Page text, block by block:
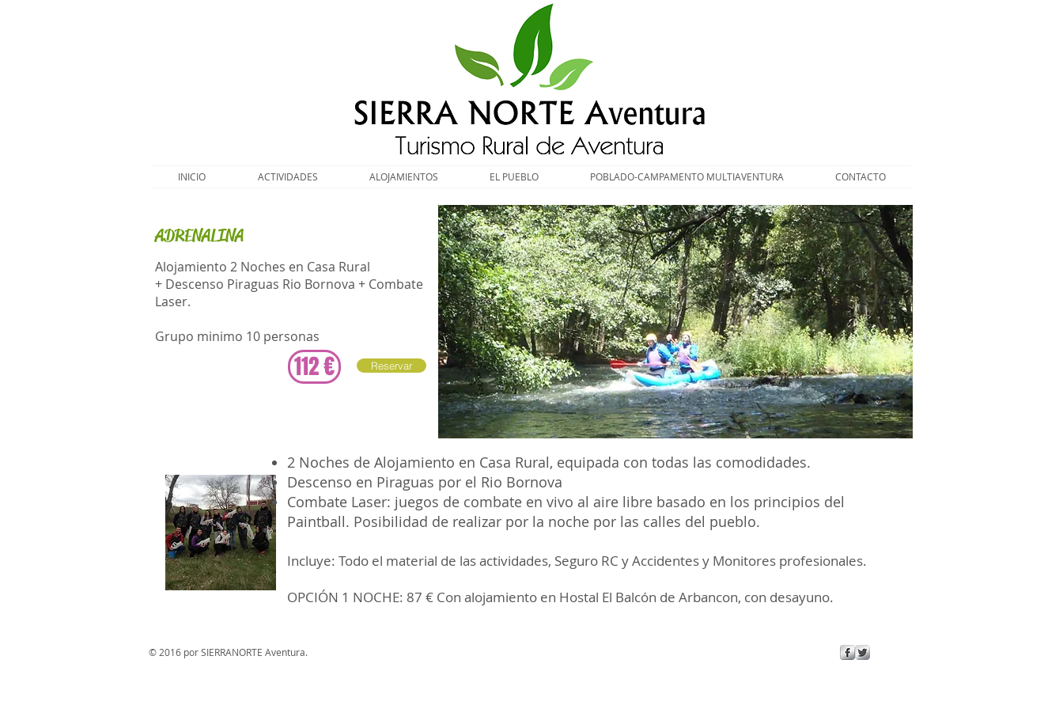
INICIO ACTIVIDADES ALOJAMIENTOS EL PUEBLO POBLADO-CAMPAMENTO MULTIAVENTURA CONTACTO
ADRENALINA
Alojamiento 2 Noches en Casa Rural
+ Descenso Piraguas Rio Bornova + Combate
Laser.
Grupo minimo 10 personas
Reservar
112 €
2 Noches de Alojamiento en Casa Rural, equipada con todas las comodidades.
Descenso en Piraguas por el Rio Bornova
Combate Laser: juegos de combate en vivo al aire libre basado en los principios del
Paintball. Posibilidad de realizar por la noche por las calles del pueblo.
Incluye: Todo el material de las actividades, Seguro RC y Accidentes y Monitores profesionales.
OPCIÓN 1 NOCHE: 87 € Con alojamiento en Hostal El Balcón de Arbancon, con desayuno.
© 2016 por SIERRANORTE Aventura.